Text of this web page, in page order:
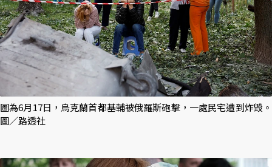
圖為6月17日，烏克蘭首都基輔被俄羅斯砲擊，一處民宅遭到炸毀。
圖／路透社